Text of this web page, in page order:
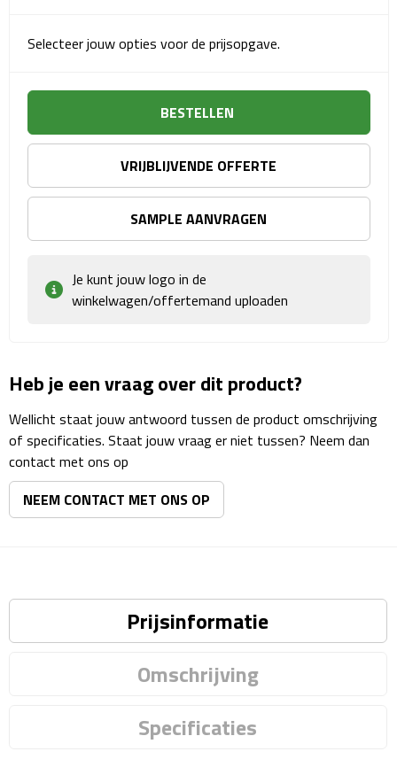
Auto Accessoires
Auto luchtverfrissers
Auto onderhoud
Auto organizers
Auto telefoonhouders
Rijbewijs- & kentekenhoezen
USB autoladers
Veiligheidshamers
Fiets Accessoires
Selecteer jouw opties voor de prijsopgave.
BESTELLEN
VRIJBLIJVENDE OFFERTE
SAMPLE AANVRAGEN
Je kunt jouw logo in de
winkelwagen/offertemand uploaden
Heb je een vraag over dit product?
Wellicht staat jouw antwoord tussen de product omschrijving
of specificaties. Staat jouw vraag er niet tussen? Neem dan
contact met ons op
NEEM CONTACT MET ONS OP
Prijsinformatie
Omschrijving
Specificaties